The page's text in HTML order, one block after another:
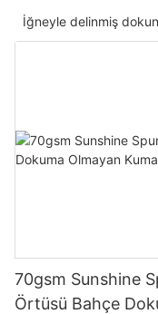
İğneyle delinmiş
70gsm Sunshine
Örtüsü Bahçe